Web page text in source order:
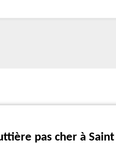
pas cher à Saint